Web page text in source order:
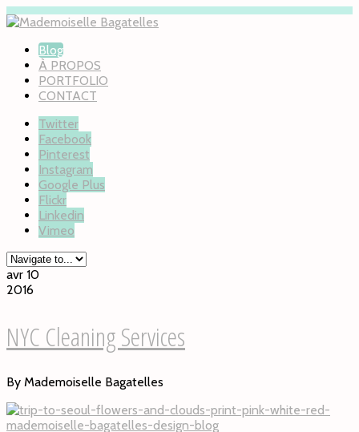
Blog
À PROPOS
PORTFOLIO
CONTACT
Twitter
Facebook
Pinterest
Instagram
Google Plus
Flickr
Linkedin
Vimeo
avr 10
2016
NYC Cleaning Services
By Mademoiselle Bagatelles